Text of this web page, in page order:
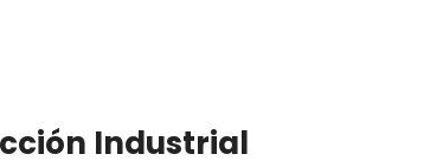
Industrial